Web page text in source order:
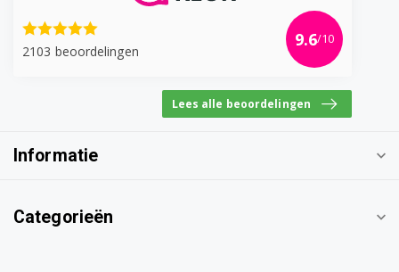
2103 beoordelingen
9.6/10
Lees alle beoordelingen
Informatie
Categorieën